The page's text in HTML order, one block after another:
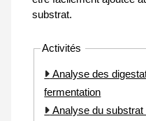
substrat.
Activités
Analyse des
fermentation
Analyse du